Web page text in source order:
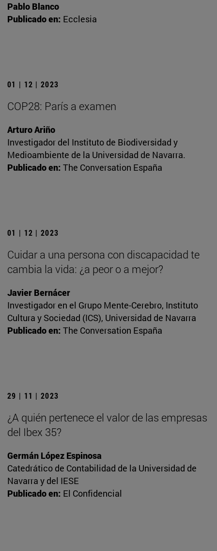
Pablo Blanco
Publicado en: Ecclesia
01 | 12 | 2023
COP28: París a examen
Arturo Ariño
Investigador del Instituto de Biodiversidad y
Medioambiente de la Universidad de Navarra.
Publicado en: The Conversation España
01 | 12 | 2023
Cuidar a una persona con discapacidad te
cambia la vida: ¿a peor o a mejor?
Javier Bernácer
Investigador en el Grupo Mente-Cerebro, Instituto
Cultura y Sociedad (ICS), Universidad de Navarra
Publicado en: The Conversation España
29 | 11 | 2023
¿A quién pertenece el valor de las empresas
del Ibex 35?
Germán López Espinosa
Catedrático de Contabilidad de la Universidad de
Navarra y del IESE
Publicado en: El Confidencial